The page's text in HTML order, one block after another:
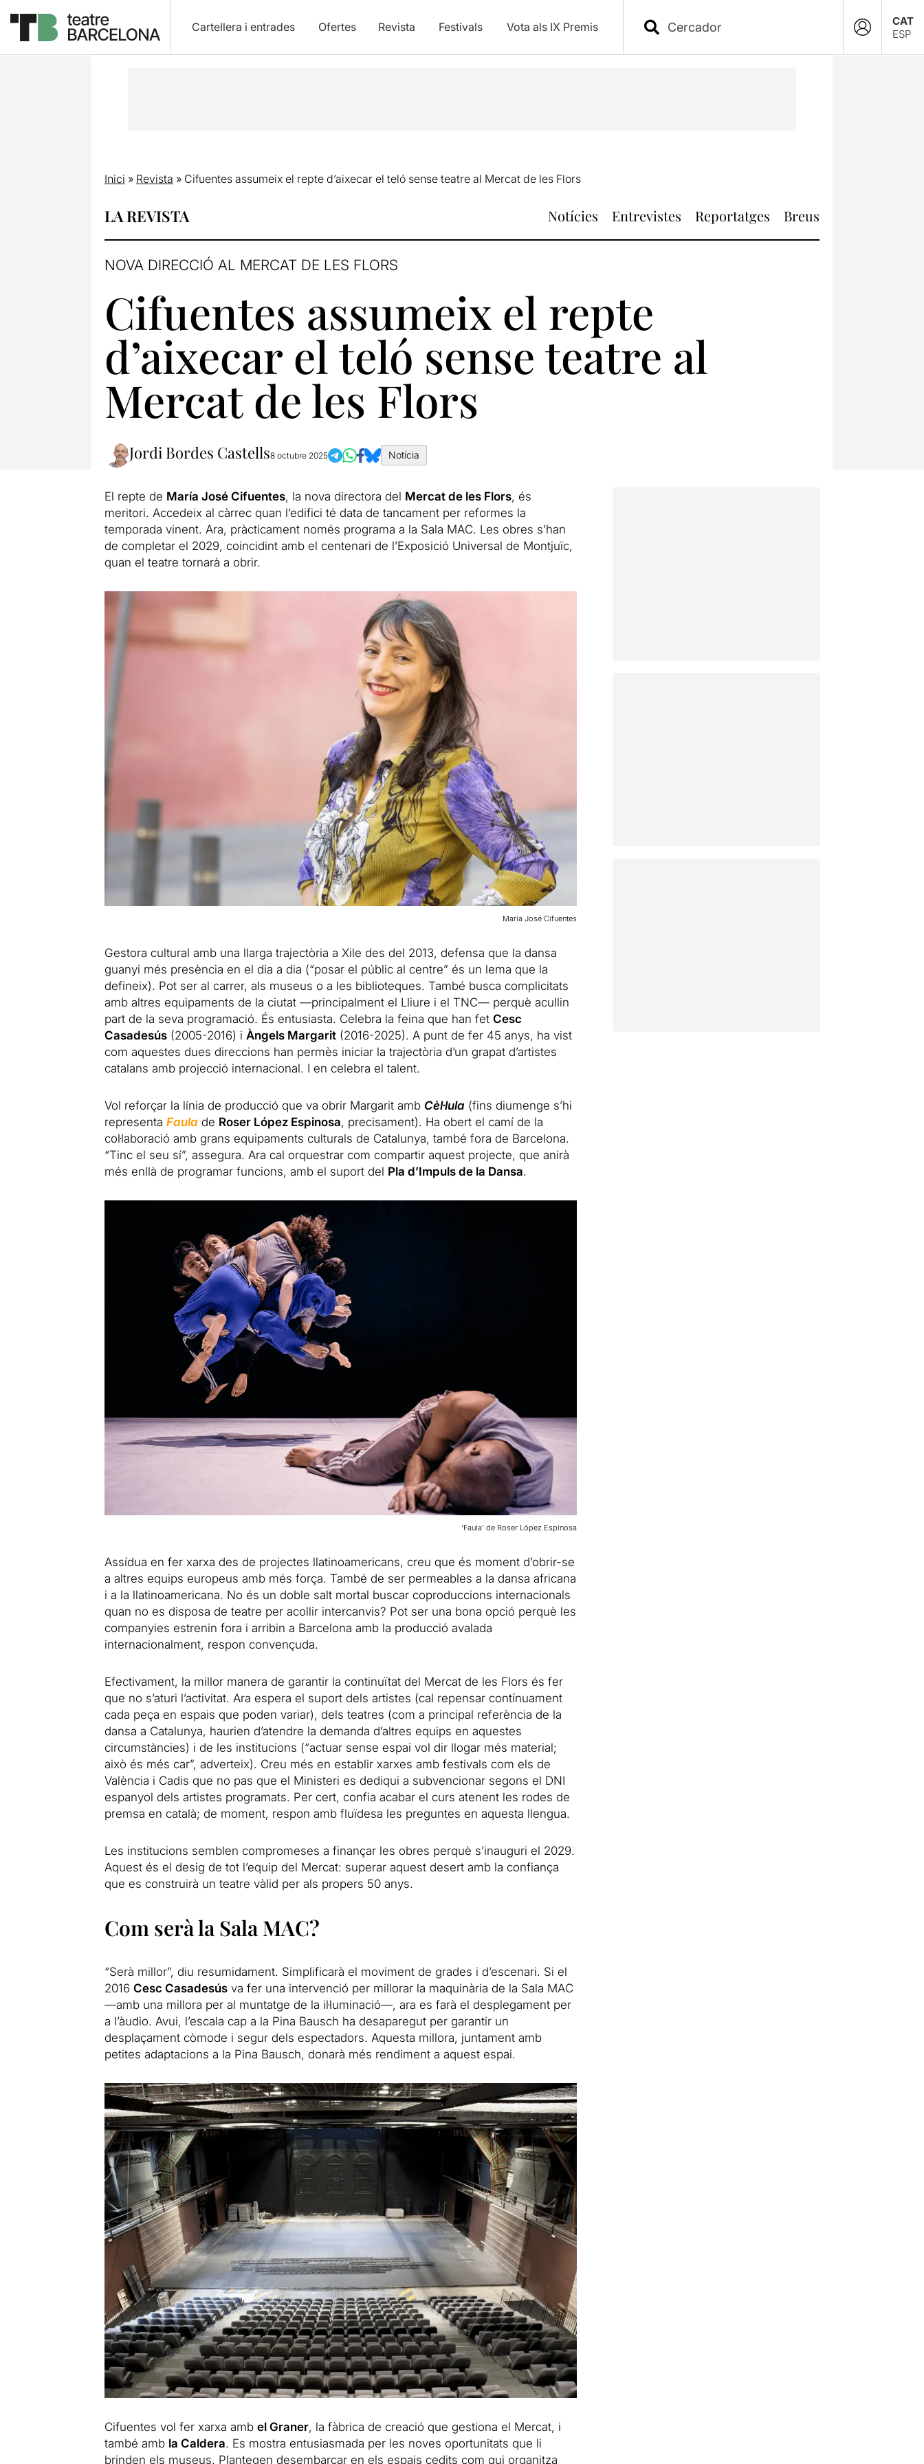
Cartellera i entrades Ofertes Revista Festivals Vota als IX Premis
CAT
ESP
Inici » Revista » Cifuentes assumeix el repte d’aixecar el teló sense teatre al Mercat de les Flors
LA REVISTA Notícies Entrevistes Reportatges Breus
NOVA DIRECCIÓ AL MERCAT DE LES FLORS
Cifuentes assumeix el repte
d’aixecar el teló sense teatre al
Mercat de les Flors
Jordi Bordes Castells8 octubre 2025 Notícia
El repte de María José Cifuentes, la nova directora del Mercat de les Flors, és
meritori. Accedeix al càrrec quan l’edifici té data de tancament per reformes la
temporada vinent. Ara, pràcticament només programa a la Sala MAC. Les obres s’han
de completar el 2029, coincidint amb el centenari de l’Exposició Universal de Montjuïc,
quan el teatre tornarà a obrir.
María José Cifuentes
Gestora cultural amb una llarga trajectòria a Xile des del 2013, defensa que la dansa
guanyi més presència en el dia a dia (“posar el públic al centre” és un lema que la
defineix). Pot ser al carrer, als museus o a les biblioteques. També busca complicitats
amb altres equipaments de la ciutat —principalment el Lliure i el TNC— perquè acullin
part de la seva programació. És entusiasta. Celebra la feina que han fet Cesc
Casadesús(2005-2016) i Àngels Margarit(2016-2025). A punt de fer 45 anys, ha vist
com aquestes dues direccions han permès iniciar la trajectòria d’un grapat d’artistes
catalans amb projecció internacional. I en celebra el talent.
Vol reforçar la línia de producció que va obrir Margarit amb Cèl·lula (fins diumenge s’hi
representa Faula de Roser López Espinosa, precisament). Ha obert el camí de la
col·laboració amb grans equipaments culturals de Catalunya, també fora de Barcelona.
“Tinc el seu sí”, assegura. Ara cal orquestrar com compartir aquest projecte, que anirà
més enllà de programar funcions, amb el suport del Pla d’Impuls de la Dansa.
‘Faula’ de Roser López Espinosa
Assídua en fer xarxa des de projectes llatinoamericans, creu que és moment d’obrir-se
a altres equips europeus amb més força. També de ser permeables a la dansa africana
i a la llatinoamericana. No és un doble salt mortal buscar coproduccions internacionals
quan no es disposa de teatre per acollir intercanvis? Pot ser una bona opció perquè les
companyies estrenin fora i arribin a Barcelona amb la producció avalada
internacionalment, respon convençuda.
Efectivament, la millor manera de garantir la continuïtat del Mercat de les Flors és fer
que no s’aturi l’activitat. Ara espera el suport dels artistes (cal repensar contínuament
cada peça en espais que poden variar), dels teatres (com a principal referència de la
dansa a Catalunya, haurien d’atendre la demanda d’altres equips en aquestes
circumstàncies) i de les institucions (“actuar sense espai vol dir llogar més material;
això és més car”, adverteix). Creu més en establir xarxes amb festivals com els de
València i Cadis que no pas que el Ministeri es dediqui a subvencionar segons el DNI
espanyol dels artistes programats. Per cert, confia acabar el curs atenent les rodes de
premsa en català; de moment, respon amb fluïdesa les preguntes en aquesta llengua.
Les institucions semblen compromeses a finançar les obres perquè s’inauguri el 2029.
Aquest és el desig de tot l’equip del Mercat: superar aquest desert amb la confiança
que es construirà un teatre vàlid per als propers 50 anys.
Com serà la Sala MAC?
“Serà millor”, diu resumidament. Simplificarà el moviment de grades i d’escenari. Si el
2016 Cesc Casadesúsva fer una intervenció per millorar la maquinària de la Sala MAC
—amb una millora per al muntatge de la il·luminació—, ara es farà el desplegament per
a l’àudio. Avui, l’escala cap a la Pina Bausch ha desaparegut per garantir un
desplaçament còmode i segur dels espectadors. Aquesta millora, juntament amb
petites adaptacions a la Pina Bausch, donarà més rendiment a aquest espai.
Cifuentes vol fer xarxa amb el Graner, la fàbrica de creació que gestiona el Mercat, i
també amb la Caldera. Es mostra entusiasmada per les noves oportunitats que li
brinden els museus. Plantegen desembarcar en els espais cedits com qui organitza